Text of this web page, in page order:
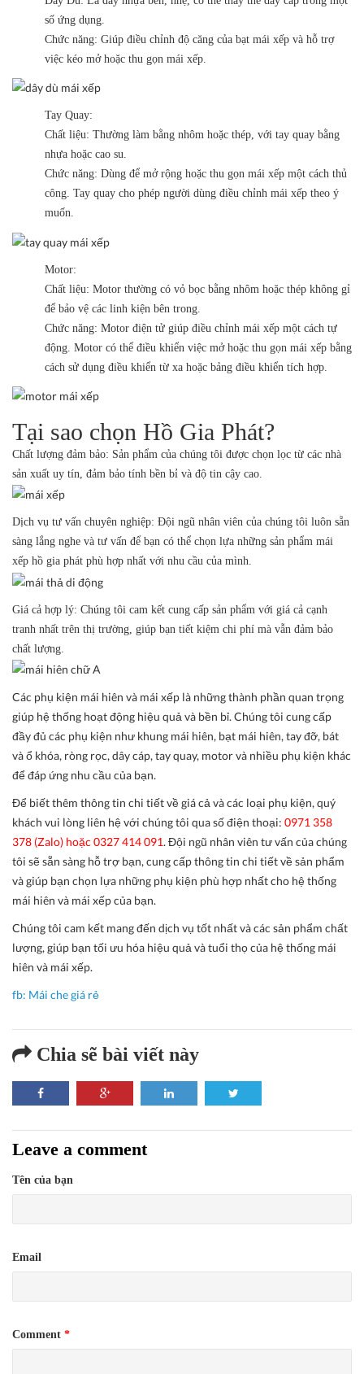
số ứng dụng.
Chức năng: Giúp điều chỉnh độ căng của bạt mái xếp và hỗ trợ
việc kéo mở hoặc thu gọn mái xếp.
Tay Quay:
Chất liệu: Thường làm bằng nhôm hoặc thép, với tay quay bằng
nhựa hoặc cao su.
Chức năng: Dùng để mở rộng hoặc thu gọn mái xếp một cách thủ
công. Tay quay cho phép người dùng điều chỉnh mái xếp theo ý
muốn.
Motor:
Chất liệu: Motor thường có vỏ bọc bằng nhôm hoặc thép không gỉ
để bảo vệ các linh kiện bên trong.
Chức năng: Motor điện tử giúp điều chỉnh mái xếp một cách tự
động. Motor có thể điều khiển việc mở hoặc thu gọn mái xếp bằng
cách sử dụng điều khiển từ xa hoặc bảng điều khiển tích hợp.
Tại sao chọn Hồ Gia Phát?
Chất lượng đảm bảo: Sản phẩm của chúng tôi được chọn lọc từ các nhà
sản xuất uy tín, đảm bảo tính bền bỉ và độ tin cậy cao.
Dịch vụ tư vấn chuyên nghiệp: Đội ngũ nhân viên của chúng tôi luôn sẵn
sàng lắng nghe và tư vấn để bạn có thể chọn lựa những sản phẩm mái
xếp hồ gia phát phù hợp nhất với nhu cầu của mình.
Giá cả hợp lý: Chúng tôi cam kết cung cấp sản phẩm với giá cả cạnh
tranh nhất trên thị trường, giúp bạn tiết kiệm chi phí mà vẫn đảm bảo
chất lượng.
Các phụ kiện mái hiên và mái xếp là những thành phần quan trọng
giúp hệ thống hoạt động hiệu quả và bền bỉ. Chúng tôi cung cấp
đầy đủ các phụ kiện như khung mái hiên, bạt mái hiên, tay đỡ, bát
và ổ khóa, ròng rọc, dây cáp, tay quay, motor và nhiều phụ kiện khác
để đáp ứng nhu cầu của bạn.
Để biết thêm thông tin chi tiết về giá cả và các loại phụ kiện, quý
khách vui lòng liên hệ với chúng tôi qua số điện thoại: 0971 358
378 (Zalo) hoặc 0327 414 091. Đội ngũ nhân viên tư vấn của chúng
tôi sẽ sẵn sàng hỗ trợ bạn, cung cấp thông tin chi tiết về sản phẩm
và giúp bạn chọn lựa những phụ kiện phù hợp nhất cho hệ thống
mái hiên và mái xếp của bạn.
Chúng tôi cam kết mang đến dịch vụ tốt nhất và các sản phẩm chất
lượng, giúp bạn tối ưu hóa hiệu quả và tuổi thọ của hệ thống mái
hiên và mái xếp.
fb: Mái che giá rẻ
Chia sẽ bài viết này
Leave a comment
Tên của bạn
Email
Comment *